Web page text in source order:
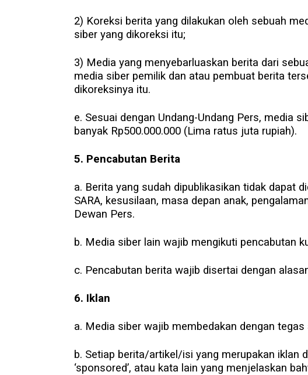
2) Koreksi berita yang dilakukan oleh sebuah
siber yang dikoreksi itu;
3) Media yang menyebarluaskan berita dari
media siber pemilik dan atau pembuat berita
dikoreksinya itu.
e. Sesuai dengan Undang-Undang Pers, media
banyak Rp500.000.000 (Lima ratus juta rupiah).
5. Pencabutan Berita
a. Berita yang sudah dipublikasikan tidak dapat
SARA, kesusilaan, masa depan anak,
Dewan Pers.
b. Media siber lain wajib mengikuti pencabutan
c. Pencabutan berita wajib disertai dengan
6. Iklan
a. Media siber wajib membedakan dengan
b. Setiap berita/artikel/isi yang merupakan iklan
‘sponsored’, atau kata lain yang menjelaskan